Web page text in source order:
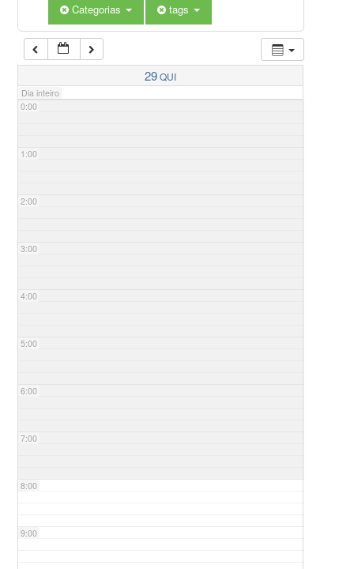
Categorias tags
29QUI
Dia inteiro
0:00
1:00
2:00
3:00
4:00
5:00
6:00
7:00
8:00
9:00